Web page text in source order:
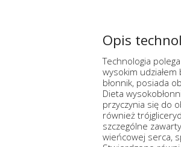
Opis
Technologia
wysokim
błonnik, posiada
Dieta
przyczynia się do
również
szczególne
wieńcowej serca,